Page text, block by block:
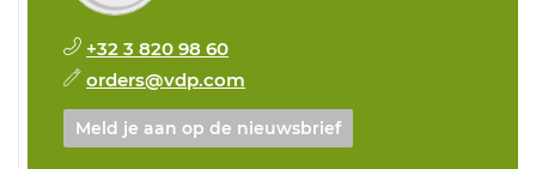
+32 3 820 98 60
orders@vdp.com
Meld je aan op de nieuwsbrief